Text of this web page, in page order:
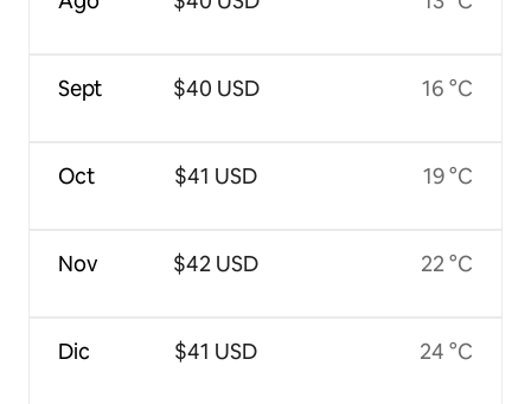
Sept
Oct
Nov
Dic
$40 USD
$41 USD
$42 USD
$41 USD
16 °C
19 °C
22 °C
24 °C